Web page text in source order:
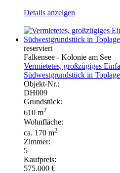
Details anzeigen
reserviert
Falkensee - Kolonie am See
Vermietetes, großzügiges
Südwestgrundstück in
Objekt-Nr.:
DH009
Grundstück:
610 m2
Wohnfläche:
ca. 170 m2
Zimmer:
5
Kaufpreis:
575.000 €